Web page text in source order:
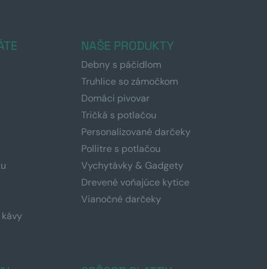
NAŠE PRODUKTY
Debny s páčidlom
Truhlice so zámočkom
Domáci pivovar
Tričká s potlačou
Personalizované darčeky
Pollitre s potlačou
Vychytávky & Gadgety
Drevené voňajúce kytice
Vianočné darčeky